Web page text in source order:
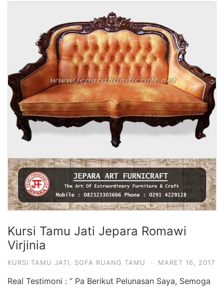
Kursi Tamu Jati Jepara Romawi
Virjinia
KURSI TAMU JATI SOFA RUANG TAMU · MARET 16, 2017
Real Testimoni : ” Pa Berikut Pelunasan Saya, Semoga